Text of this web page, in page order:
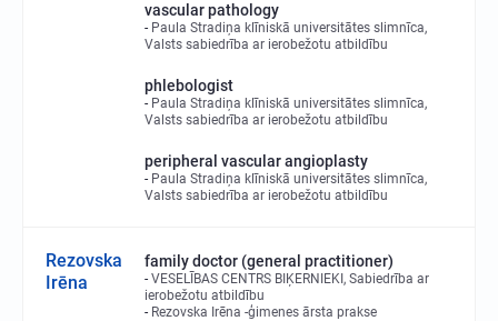
vascular pathology
Paula Stradiņa klīniskā universitātes slimnīca,
Valsts sabiedrība ar ierobežotu atbildību
phlebologist
Paula Stradiņa klīniskā universitātes slimnīca,
Valsts sabiedrība ar ierobežotu atbildību
peripheral vascular angioplasty
Paula Stradiņa klīniskā universitātes slimnīca,
Valsts sabiedrība ar ierobežotu atbildību
Rezovska
Irēna
family doctor (general practitioner)
VESELĪBAS CENTRS BIĶERNIEKI, Sabiedrība ar
ierobežotu atbildību
Rezovska Irēna -ģimenes ārsta prakse